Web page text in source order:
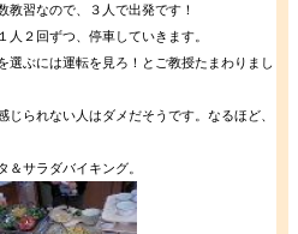
教習なので、３人で出発です！
人２回ずつ、停車していきます。
選ぶには運転を見ろ！とご教授たまわりまし
られない人はダメだそうです。なるほど、
＆サラダバイキング。